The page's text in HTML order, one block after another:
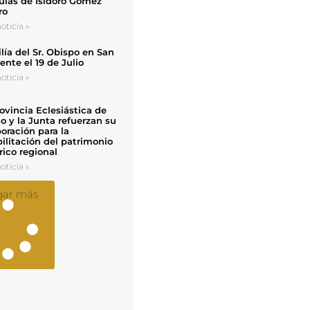
»
del Sr. Obispo en San
el 19 de Julio
»
Eclesiástica de
y la Junta refuerzan su
para la
del patrimonio
regional
»
más